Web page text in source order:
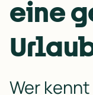
eine
Wer